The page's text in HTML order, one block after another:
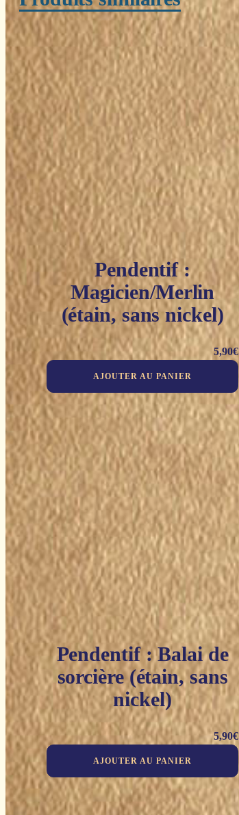
Pendentif :
Magicien/Merlin
(étain, sans nickel)
5,90€
AJOUTER AU PANIER
Pendentif : Balai de
sorcière (étain, sans
nickel)
5,90€
AJOUTER AU PANIER